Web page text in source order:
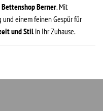
Bettenshop Berner. Mit
einem feinen Gespür für
und Stil in Ihr Zuhause.